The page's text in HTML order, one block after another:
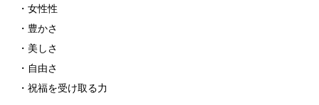
・女性性
・豊かさ
・美しさ
・自由さ
・祝福を受け取る力